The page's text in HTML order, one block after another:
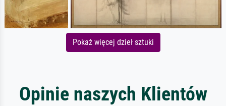
Pokaż więcej dzieł sztuki
Opinie naszych Klientów